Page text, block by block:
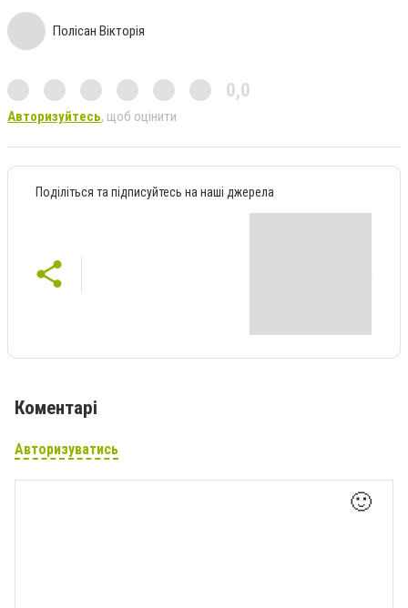
Полісан Вікторія
0,0
Авторизуйтесь, щоб оцінити
Поділіться та підписуйтесь на наші джерела
Коментарі
Авторизуватись
🙂